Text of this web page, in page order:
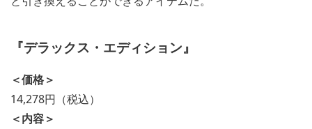
『デラックス・エディション』
＜価格＞
14,278円（税込）
＜内容＞